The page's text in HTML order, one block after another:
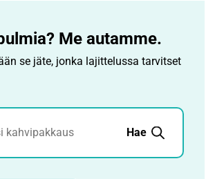
Me autamme.
se jäte, jonka lajittelussa tarvitset
Hae